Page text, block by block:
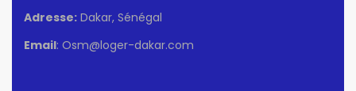
Adresse: Dakar, Sénégal
Email: Osm@loger-dakar.com